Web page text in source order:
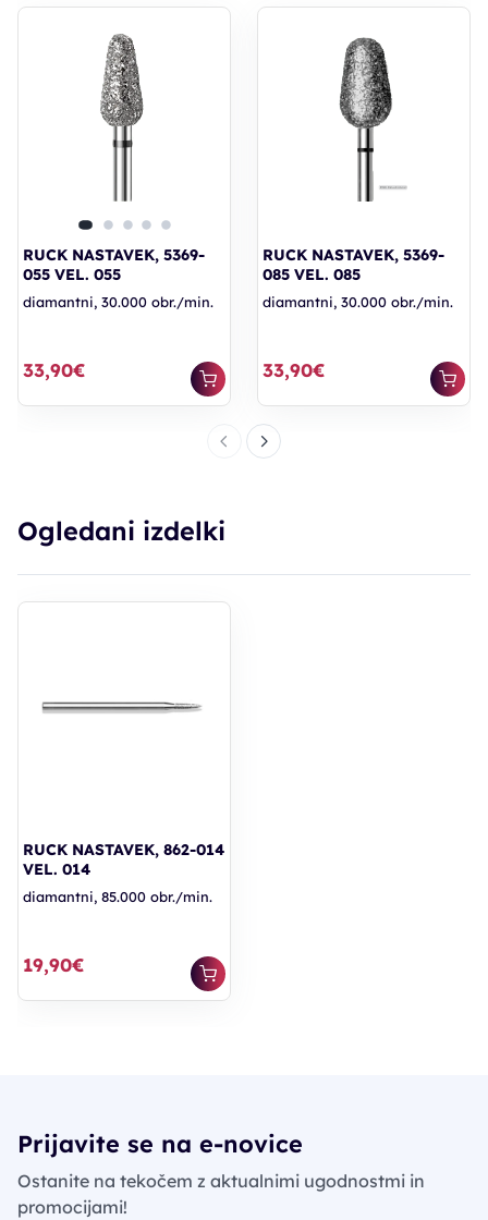
RUCK NASTAVEK, 5369-
055 VEL. 055
diamantni, 30.000 obr./min.
33,90€
RUCK NASTAVEK, 5369-
085 VEL. 085
diamantni, 30.000 obr./min.
33,90€
Ogledani izdelki
RUCK NASTAVEK, 862-014
VEL. 014
diamantni, 85.000 obr./min.
19,90€
Prijavite se na e-novice
Ostanite na tekočem z aktualnimi ugodnostmi in
promocijami!